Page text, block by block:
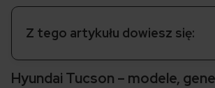
Z tego artykułu dowiesz się:
Hyundai Tucson – modele,